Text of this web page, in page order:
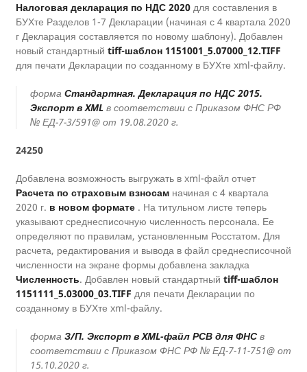
Налоговая декларация по НДС 2020 для составления в
БУХте Разделов 1-7 Декларации (начиная с 4 квартала 2020
г Декларация составляется по новому шаблону). Добавлен
новый стандартный tiff-шаблон 1151001_5.07000_12.TIFF
для печати Декларации по созданному в БУХте xml-файлу.
форма Стандартная. Декларация по НДС 2015.
Экспорт в XML в соответствии с Приказом ФНС РФ
№ ЕД-7-3/591@ от 19.08.2020 г.
24250
Добавлена возможность выгружать в xml-файл отчет
Расчета по страховым взносам начиная с 4 квартала
2020 г. в новом формате . На титульном листе теперь
указывают среднесписочную численность персонала. Ее
определяют по правилам, установленным Росстатом. Для
расчета, редактирования и вывода в файл среднесписочной
численности на экране формы добавлена закладка
Численность. Добавлен новый стандартный tiff-шаблон
1151111_5.03000_03.TIFF для печати Декларации по
созданному в БУХте xml-файлу.
форма З/П. Экспорт в XML-файл РСВ для ФНС в
соответствии с Приказом ФНС РФ № ЕД-7-11-751@ от
15.10.2020 г.